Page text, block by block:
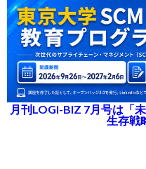
月刊LOGI-BIZ 7月号は「
生存戦